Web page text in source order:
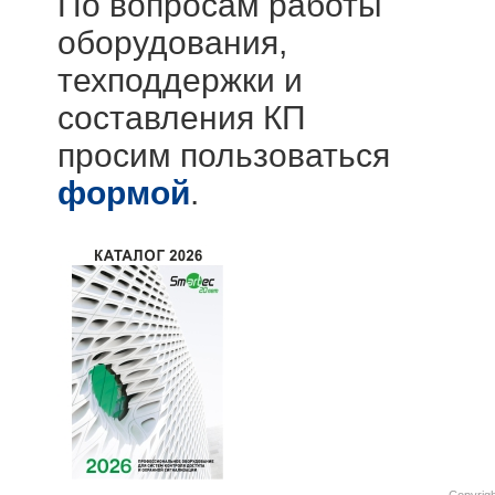
оборудования,
техподдержки и
составления КП
просим пользоваться
формой.